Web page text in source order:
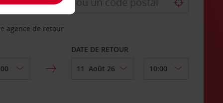
agence de retour
DATE DE RETOUR